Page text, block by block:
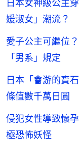
日本女神級公主
媛淑女」潮流？
愛子公主可繼位
「男系」規定
日本「會游的寶
條值數千萬日圓
侵犯女性導致懷
極恐怖妖怪